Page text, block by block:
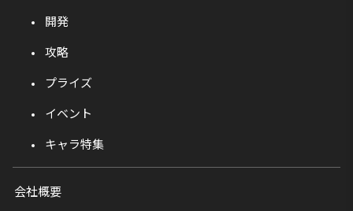
開発
攻略
プライズ
イベント
キャラ特集
会社概要